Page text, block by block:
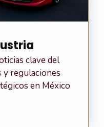
clave del
y regulaciones
en México